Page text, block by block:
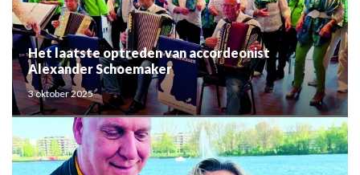
Het laatste optreden van accordeonist
Alexander Schoemaker
3 oktober 2025